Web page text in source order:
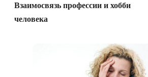
Взаимосвязь профессии и хобби
человека